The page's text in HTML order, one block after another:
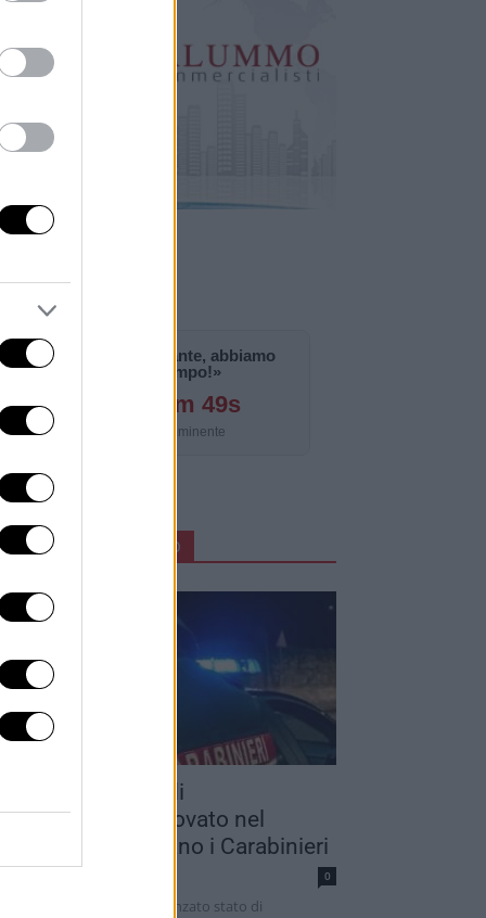
«La notizia è importante, abbiamo
bisogno di tempo!»
126g 21h 6m 47s
Aggiornamento imminente
IN PRIMO PIANO
in stato di
trovato nel
indagano i Carabinieri
0
cadavere di un uomo in avanzato stato di